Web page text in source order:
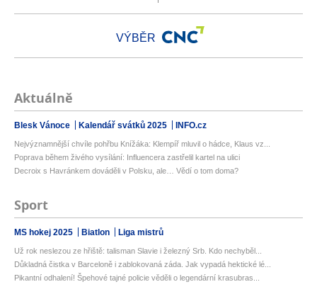
VÝBĚR
Aktuálně
Blesk Vánoce Kalendář svátků 2025 INFO.cz
Nejvýznamnější chvíle pohřbu Knížáka: Klempíř mluvil o hádce, Klaus vz...
Poprava během živého vysílání: Influencera zastřelil kartel na ulici
Decroix s Havránkem dováděli v Polsku, ale… Vědí o tom doma?
Sport
MS hokej 2025 Biatlon Liga mistrů
Už rok neslezou ze hřiště: talisman Slavie i železný Srb. Kdo nechyběl...
Důkladná čistka v Barceloně i zablokovaná záda. Jak vypadá hektické lé...
Pikantní odhalení! Špehové tajné policie věděli o legendární krasubras...